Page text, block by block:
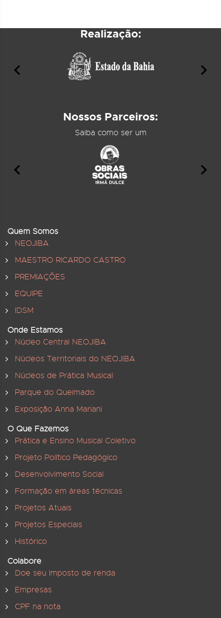
Realização:
Nossos Parceiros:
Saiba como ser um
Quem Somos
NEOJIBA
MAESTRO RICARDO CASTRO
PREMIAÇÕES
EQUIPE
IDSM
Onde Estamos
Núcleo Central NEOJIBA
Núcleos Territoriais do NEOJIBA
Núcleos de Prática Musical
Parque do Queimado
Exposição Anna Mariani
O Que Fazemos
Prática e Ensino Musical Coletivo
Projeto Político Pedagógico
Desenvolvimento Social
Formação em áreas técnicas
Projetos Atuais
Projetos Especiais
Histórico
Colabore
Doe seu Imposto de renda
Empresas
CPF na nota